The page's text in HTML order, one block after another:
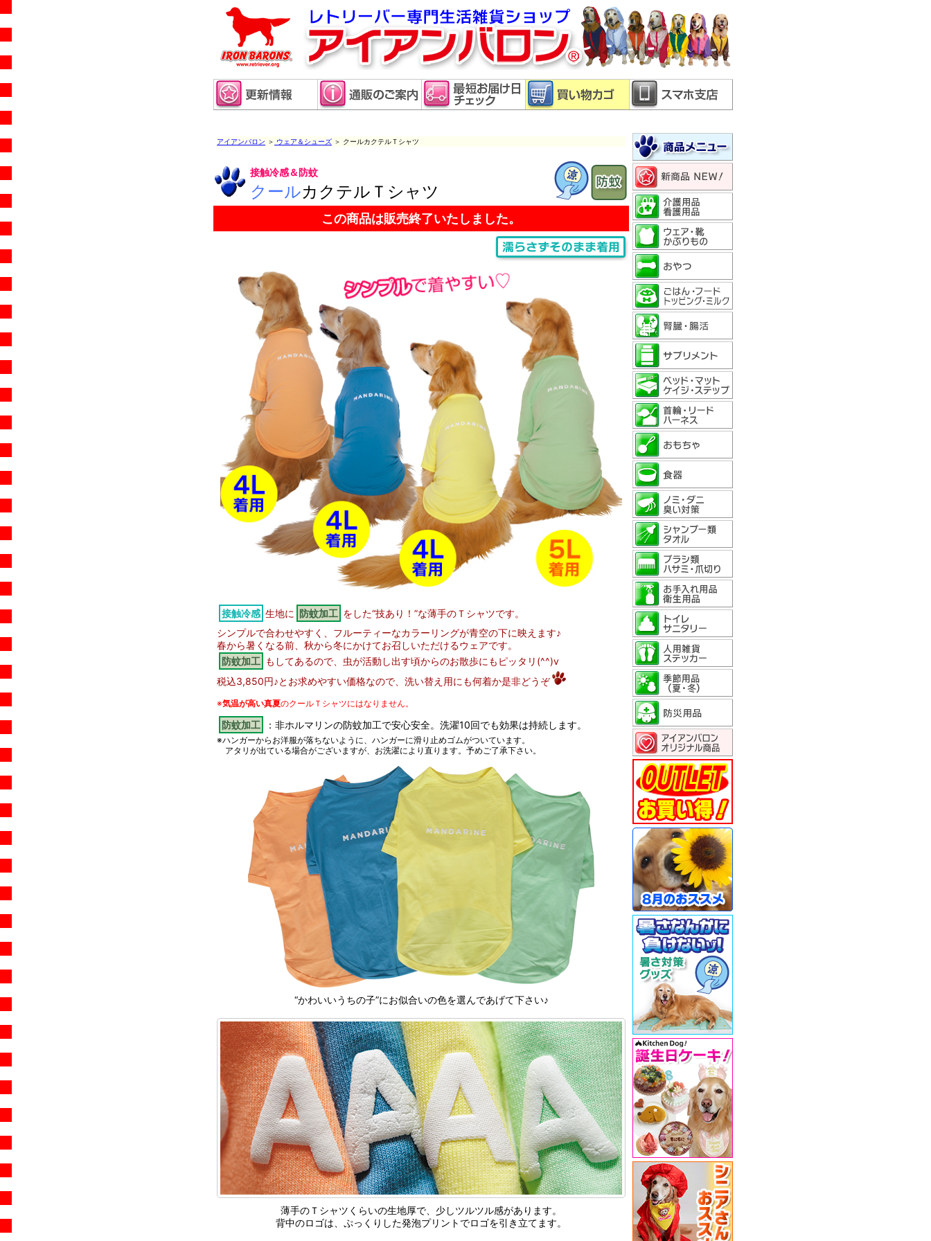
アイアンバロン ＞ ウェア＆シューズ ＞ クールカクテルＴシャツ
接触冷感＆防蚊
クールカクテルＴシャツ
この商品は販売終了いたしました。
接触冷感 生地に 防蚊加工 をした“技あり！”な薄手のＴシャツです。
シンプルで合わせやすく、フルーティーなカラーリングが青空の下に映えます♪
春から暑くなる前、秋から冬にかけてお召しいただけるウェアです。
防蚊加工 もしてあるので、虫が活動し出す頃からのお散歩にもピッタリ(^^)v
税込3,850円♪とお求めやすい価格なので、洗い替え用にも何着か是非どうぞ
※気温が高い真夏のクールＴシャツにはなりません。
防蚊加工 ：非ホルマリンの防蚊加工で安心安全。洗濯10回でも効果は持続します。
※ハンガーからお洋服が落ちないように、ハンガーに滑り止めゴムがついています。
アタリが出ている場合がございますが、お洗濯により直ります。予めご了承下さい。
“かわいいうちの子”にお似合いの色を選んであげて下さい♪
薄手のＴシャツくらいの生地厚で、少しツルツル感があります。
背中のロゴは、ぷっくりした発泡プリントでロゴを引き立てます。